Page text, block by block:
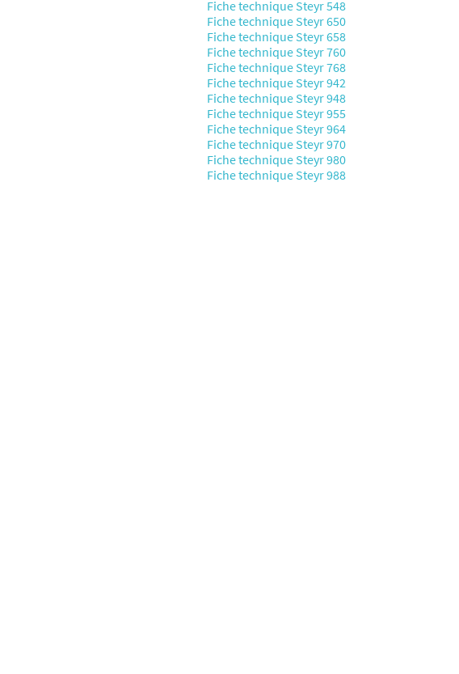
Fiche technique Steyr 548
Fiche technique Steyr 650
Fiche technique Steyr 658
Fiche technique Steyr 760
Fiche technique Steyr 768
Fiche technique Steyr 942
Fiche technique Steyr 948
Fiche technique Steyr 955
Fiche technique Steyr 964
Fiche technique Steyr 970
Fiche technique Steyr 980
Fiche technique Steyr 988